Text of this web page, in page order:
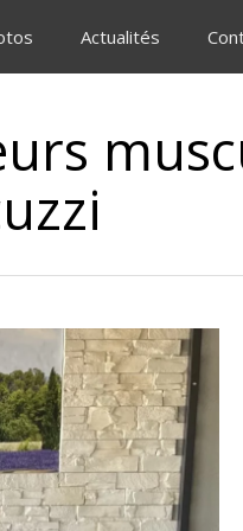
Actualités